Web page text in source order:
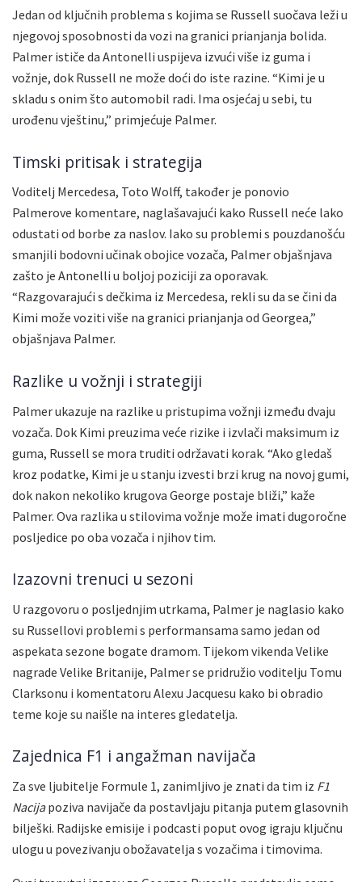
Jedan od ključnih problema s kojima se Russell suočava leži u
njegovoj sposobnosti da vozi na granici prianjanja bolida.
Palmer ističe da Antonelli uspijeva izvući više iz guma i
vožnje, dok Russell ne može doći do iste razine. “Kimi je u
skladu s onim što automobil radi. Ima osjećaj u sebi, tu
urođenu vještinu,” primjećuje Palmer.
Timski pritisak i strategija
Voditelj Mercedesa, Toto Wolff, također je ponovio
Palmerove komentare, naglašavajući kako Russell neće lako
odustati od borbe za naslov. Iako su problemi s pouzdanošću
smanjili bodovni učinak obojice vozača, Palmer objašnjava
zašto je Antonelli u boljoj poziciji za oporavak.
“Razgovarajući s dečkima iz Mercedesa, rekli su da se čini da
Kimi može voziti više na granici prianjanja od Georgea,”
objašnjava Palmer.
Razlike u vožnji i strategiji
Palmer ukazuje na razlike u pristupima vožnji između dvaju
vozača. Dok Kimi preuzima veće rizike i izvlači maksimum iz
guma, Russell se mora truditi održavati korak. “Ako gledaš
kroz podatke, Kimi je u stanju izvesti brzi krug na novoj gumi,
dok nakon nekoliko krugova George postaje bliži,” kaže
Palmer. Ova razlika u stilovima vožnje može imati dugoročne
posljedice po oba vozača i njihov tim.
Izazovni trenuci u sezoni
U razgovoru o posljednjim utrkama, Palmer je naglasio kako
su Russellovi problemi s performansama samo jedan od
aspekata sezone bogate dramom. Tijekom vikenda Velike
nagrade Velike Britanije, Palmer se pridružio voditelju Tomu
Clarksonu i komentatoru Alexu Jacquesu kako bi obradio
teme koje su naišle na interes gledatelja.
Zajednica F1 i angažman navijača
Za sve ljubitelje Formule 1, zanimljivo je znati da tim iz F1
Nacijapoziva navijače da postavljaju pitanja putem glasovnih
bilješki. Radijske emisije i podcasti poput ovog igraju ključnu
ulogu u povezivanju obožavatelja s vozačima i timovima.